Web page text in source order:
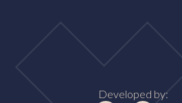
Developed by: